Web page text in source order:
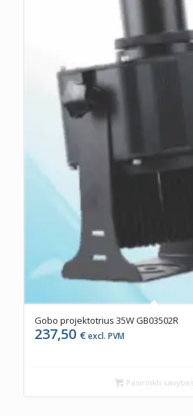
Gobo projektotrius 35W GB03502R
237,50 €excl. PVM
Pasirinkti savybes